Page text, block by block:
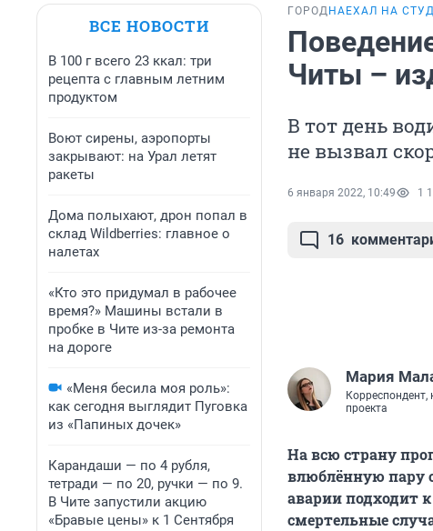
ВСЕ НОВОСТИ
В 100 г всего 23 ккал: три
рецепта с главным летним
продуктом
Воют сирены, аэропорты
закрывают: на Урал летят
ракеты
Дома полыхают, дрон попал в
склад Wildberries: главное о
налетах
«Кто это придумал в рабочее
время?» Машины встали в
пробке в Чите из-за ремонта
на дороге
«Меня бесила моя роль»:
как сегодня выглядит Пуговка
из «Папиных дочек»
Карандаши — по 4 рубля,
тетради — по 20, ручки — по 9.
В Чите запустили акцию
«Бравые цены» к 1 Сентября
ГОРОД НАЕХАЛ НА
Читы –
В тот день
не вызвал
6 января 2022, 10:49 1
16
Мария
Корреспондент,
проекта
На всю страну
влюблённую пару
аварии подходит
смертельные